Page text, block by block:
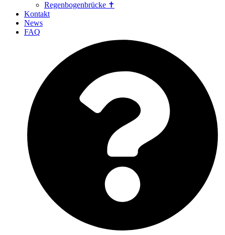
Regenbogenbrücke ✝
Kontakt
News
FAQ